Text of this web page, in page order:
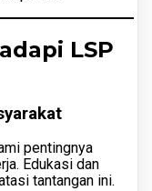
LSP
pentingnya
Edukasi dan
tantangan ini.